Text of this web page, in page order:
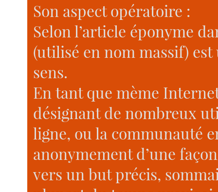
Son aspect opératoire :
Selon l’article éponyme
(utilisé en nom massif)
sens.
En tant que mème
désignant de nombreux
ligne, ou la communauté
anonymement d’une
vers un but précis,